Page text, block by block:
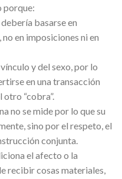
porque:
basarse en
en imposiciones ni en
y del sexo, por lo
en una transacción
otro “cobra”.
no se mide por lo que su
sino por el respeto, el
conjunta.
el afecto o la
recibir cosas materiales,